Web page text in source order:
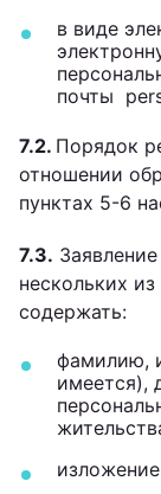
в виде
почты
7.2. Порядок
отношении
пунктах 5-6
7.3.
нескольких
содержать:
фамилию,
имеется),